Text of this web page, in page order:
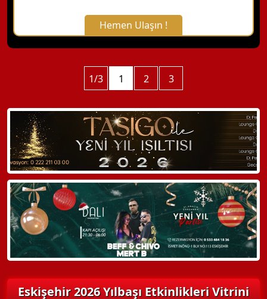
Hemen Ulaşın !
X Kapat
WhatsApp ile Bilgi Alın
Hemen Arayın
Detaylı Bilgi Alın
1/3 1 2 3
Eskişehir 2026 Yılbaşı Etkinlikleri Vitrini